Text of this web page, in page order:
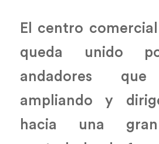
El centro
queda unido
andadores
ampliando y
hacia una